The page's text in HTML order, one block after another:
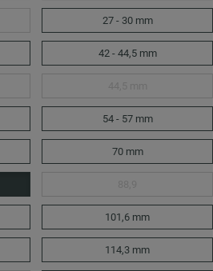
27 - 30 mm
42 - 44,5 mm
54 - 57 mm
70 mm
101,6 mm
114,3 mm